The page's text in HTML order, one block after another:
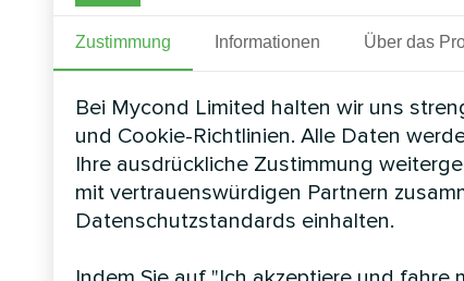
Zustimmung Informationen Über das
Bei Mycond Limited halten wir uns
und Cookie-Richtlinien. Alle Daten
Ihre ausdrückliche Zustimmung
mit vertrauenswürdigen Partnern
Datenschutzstandards einhalten.